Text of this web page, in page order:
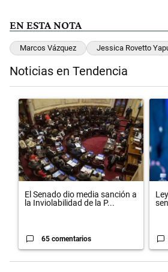
EN ESTA NOTA
Marcos Vázquez Jessica Rovetto
Noticias en Tendencia
Un artículo de tendencia con el título "El
El Senado dio media sanción a
la Inviolabilidad de la P...
65 comentarios
Un